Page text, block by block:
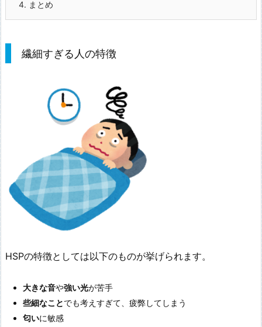
4. まとめ
繊細すぎる人の特徴
HSPの特徴としては以下のものが挙げられます。
大きな音や強い光が苦手
些細なことでも考えすぎて、疲弊してしまう
匂いに敏感